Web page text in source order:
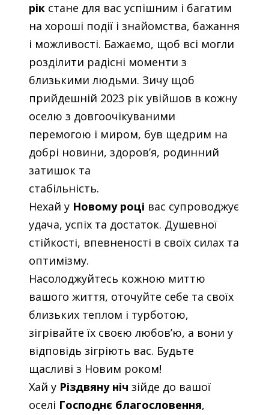
рік стане для вас успішним і багатим
на хороші події і знайомства, бажання
і можливості. Бажаємо, щоб всі могли
розділити радісні моменти з
близькими людьми. Зичу щоб
прийдешній 2023 рік увійшов в кожну
оселю з довгоочікуваними
перемогою і миром, був щедрим на
добрі новини, здоров’я, родинний
затишок та
стабільність.
Нехай у Новому році вас супроводжує
удача, успіх та достаток. Душевної
стійкості, впевненості в своїх силах та
оптимізму.
Насолоджуйтесь кожною миттю
вашого життя, оточуйте себе та своїх
близьких теплом і турботою,
зігрівайте їх своєю любов’ю, а вони у
відповідь зігріють вас. Будьте
щасливі з Новим роком!
Хай у Різдвяну ніч зійде до вашої
оселі Господнє благословення,